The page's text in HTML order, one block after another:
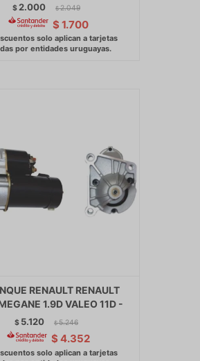
$2.000 $ 2.049
$ 1.700
RENAULT RENAULT
1.9D VALEO 11D -
$ 5.120 $ 5.246
$ 4.352